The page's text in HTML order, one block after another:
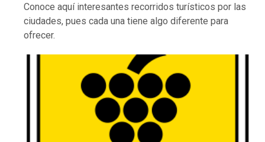
Conoce aquí interesantes recorridos turísticos por las
ciudades, pues cada una tiene algo diferente para
ofrecer.